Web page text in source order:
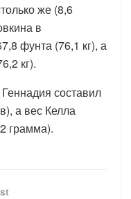
же (8,6
в
фунта (76,1 кг), а
кг).
составил
а вес Келла
грамма).